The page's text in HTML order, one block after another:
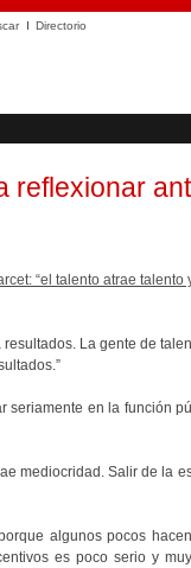
Directorio
reflexionar
“el talento atrae
La gente de
seriamente en la función
mediocridad. Salir de la
algunos pocos
es poco serio y